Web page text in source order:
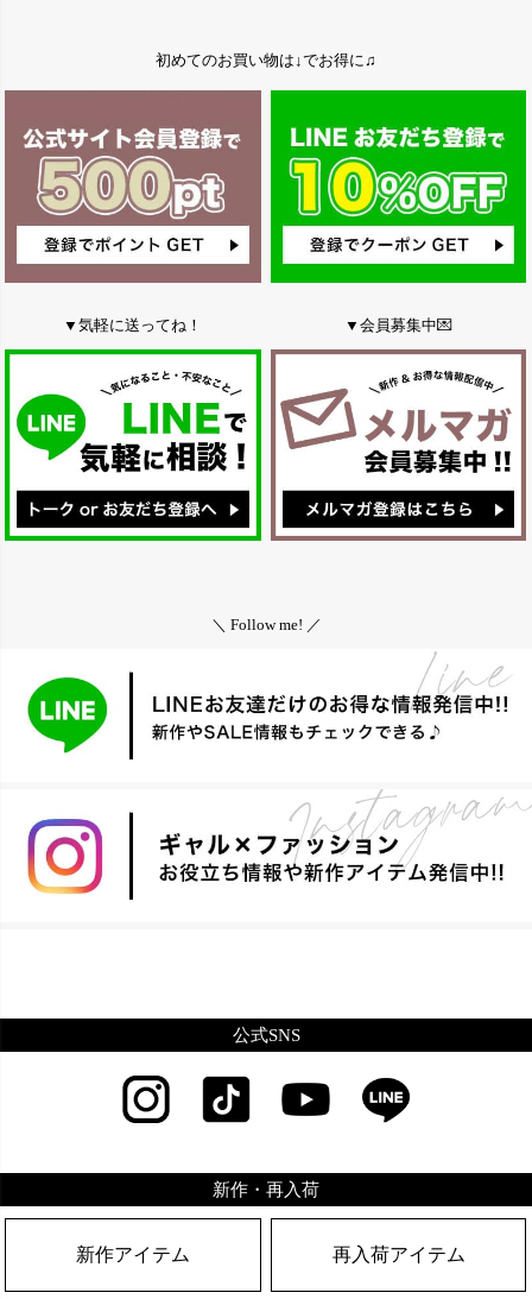
初めてのお買い物は↓でお得に♫
▼気軽に送ってね！ ▼会員募集中💌
＼ Follow me! ／
公式SNS
新作・再入荷
新作アイテム 再入荷アイテム